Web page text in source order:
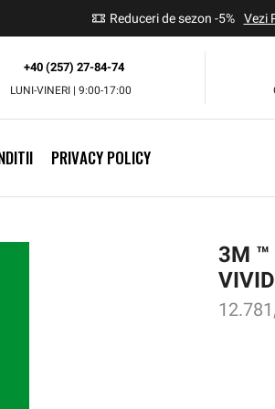
Reduceri de sezon -5% Vezi
+40 (257) 27-84-74
LUNI-VINERI | 9:00-17:00
PRIVACY POLICY
3M ™